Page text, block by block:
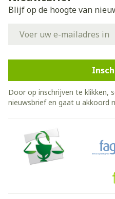
Blijf op de hoogte van
Door op inschrijven te klikken,
nieuwsbrief en gaat u akkoord